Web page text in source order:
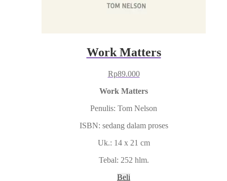
Work Matters
Rp89.000
Work Matters
Penulis: Tom Nelson
ISBN: sedang dalam proses
Uk.: 14 x 21 cm
Tebal: 252 hlm.
Beli